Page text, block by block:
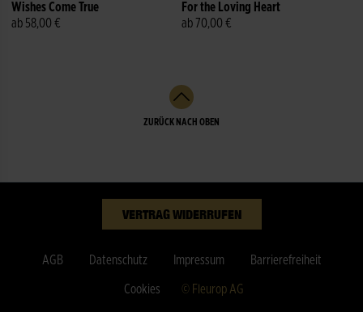
Wishes Come True
ab 58,00 €
For the Loving Heart
ab 70,00 €
ZURÜCK NACH OBEN
VERTRAG WIDERRUFEN
AGB Datenschutz Impressum Barrierefreiheit
Cookies © Fleurop AG